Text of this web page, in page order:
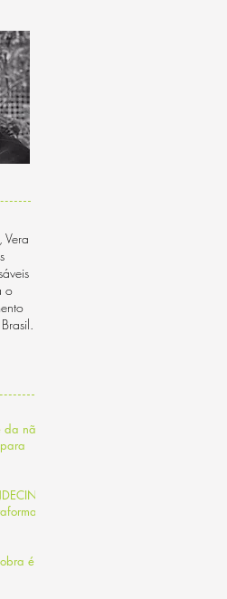
o
não
é a